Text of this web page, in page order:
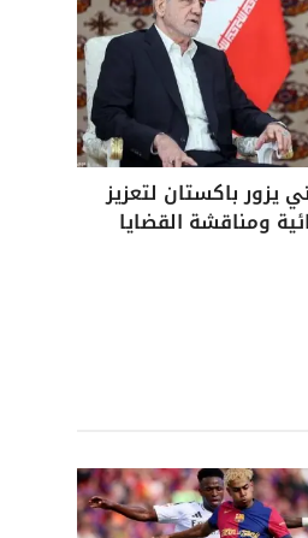
يزور باكستان لتعزيز
ومناقشة القضايا